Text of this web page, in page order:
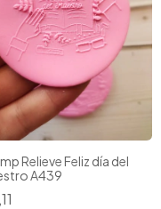
Relieve Feliz día del
A439